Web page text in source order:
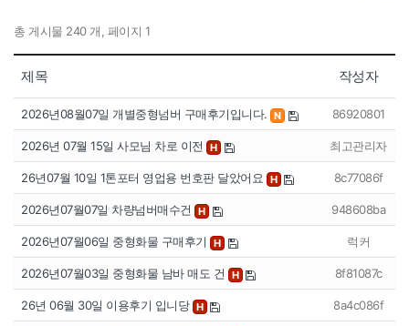
총 게시물 240 개, 페이지 1
제목 작성자
2026년08월07일 개별중형넘버 구매후기입니다. N 86920801
2026년 07월 15일 사모님 차로 이전 H 최고관리자
26년07월 10일 1톤포터 영업용 번호판 달았어요 H 8c77086f
2026년07월07일 차량넘버매수건 H 948608ba
2026년07월06일 중형화물 구매후기 H 럭커
2026년07월03일 중형화물 남바 매도 건 H 8f81087c
26년 06월 30일 이용후기 입니당 H 8a4c086f